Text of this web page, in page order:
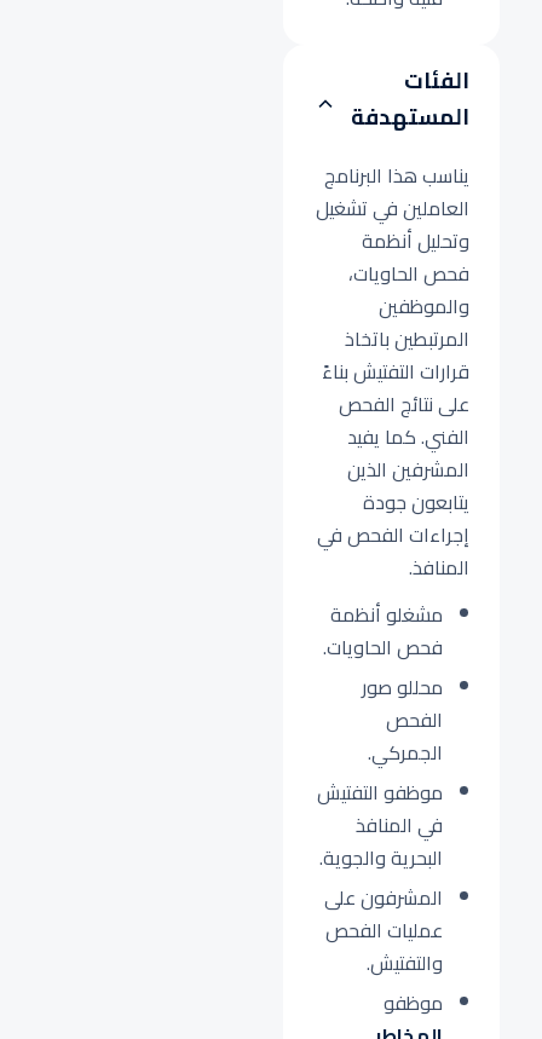
الفئات
المستهدفة
يناسب هذا البرنامج
العاملين في تشغيل
وتحليل أنظمة
فحص الحاويات،
والموظفين
المرتبطين باتخاذ
قرارات التفتيش بناءً
على نتائج الفحص
الفني. كما يفيد
المشرفين الذين
يتابعون جودة
إجراءات الفحص في
المنافذ.
مشغلو أنظمة
فحص الحاويات.
محللو صور
الفحص
الجمركي.
موظفو التفتيش
في المنافذ
البحرية والجوية.
المشرفون على
عمليات الفحص
والتفتيش.
موظفو